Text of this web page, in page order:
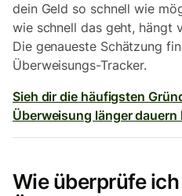
dein Geld so schnell wie
wie schnell das geht, hängt
Die genaueste Schätzung
Überweisungs-Tracker.
Sieh dir die häufigsten
Überweisung länger
Wie überprüfe